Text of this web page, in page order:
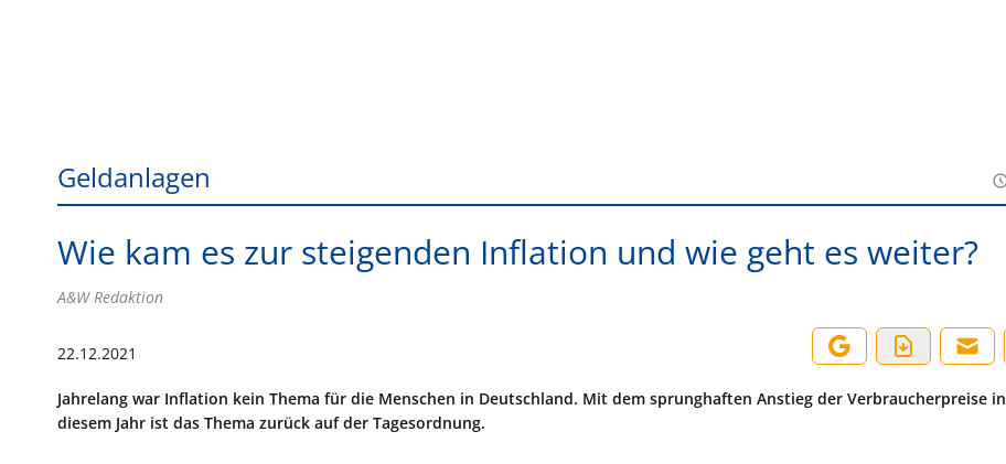
Geldanlagen
Wie kam es zur steigenden Inflation und wie geht es weiter?
A&W Redaktion
22.12.2021
Jahrelang war Inflation kein Thema für die Menschen in Deutschland. Mit dem sprunghaften Anstieg der Verbraucherpreise in
diesem Jahr ist das Thema zurück auf der Tagesordnung.